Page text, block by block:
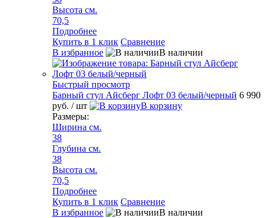
Высота см.
70,5
Подробнее
Купить в 1 клик Сравнение
В избранное
В наличии
Быстрый просмотр
Барный стул Айсберг Лофт 03 белый/черный 6 990
руб. / шт
В корзину
Размеры:
Ширина см.
38
Глубина см.
38
Высота см.
70,5
Подробнее
Купить в 1 клик Сравнение
В избранное
В наличии